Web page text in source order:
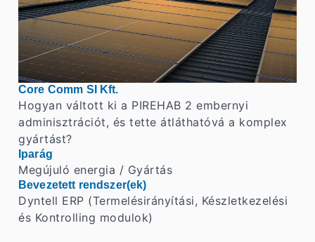
Core Comm SI Kft.
Hogyan váltott ki a PIREHAB 2 embernyi
adminisztrációt, és tette átláthatóvá a komplex
gyártást?
Iparág
Megújuló energia / Gyártás
Bevezetett rendszer(ek)
Dyntell ERP (Termelésirányítási, Készletkezelési
és Kontrolling modulok)